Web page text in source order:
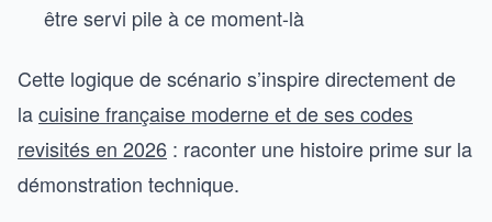
être servi pile à ce moment-là
Cette logique de scénario s’inspire directement de
lacuisine française moderne et de ses codes
revisités en 2026 : raconter une histoire prime sur la
démonstration technique.